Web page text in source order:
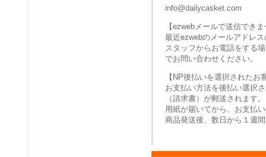
info@dailycasket.com
【ezwebメールで送信でき
最近ezwebのメールアドレ
スタッフからお電話をする
でお問い合わせください。
【NP後払いを選択されたお
お支払い方法を後払い選択
（請求書）が郵送されます。
用紙が届いてから、お支払
商品発送後、数日から１週